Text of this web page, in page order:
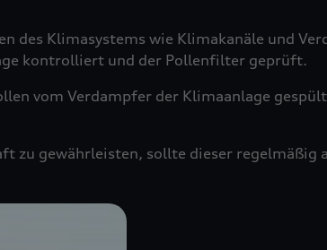
des Klimasystems wie Klimakanäle und
kontrolliert und der Pollenfilter geprüft.
vom Verdampfer der Klimaanlage
zu gewährleisten, sollte dieser regelmäßig